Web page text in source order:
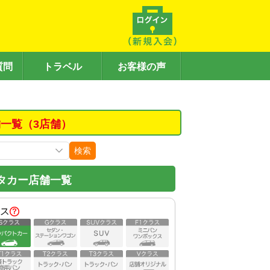
問 トラベル お客様の声
覧（3店舗）
検索
カー店舗一覧